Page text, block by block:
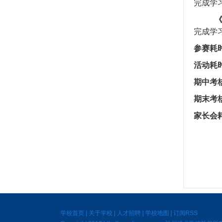
完成学
完成学
参赛耗
活动耗
期中考
期末考
家长会
学校首页 关于学校 人才招聘 学校地图
订阅RSS